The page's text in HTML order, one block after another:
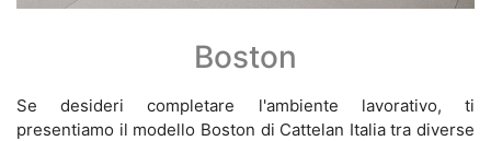
Boston
Se desideri completare l'ambiente lavorativo, ti
presentiamo il modello Boston di Cattelan Italia tra diverse